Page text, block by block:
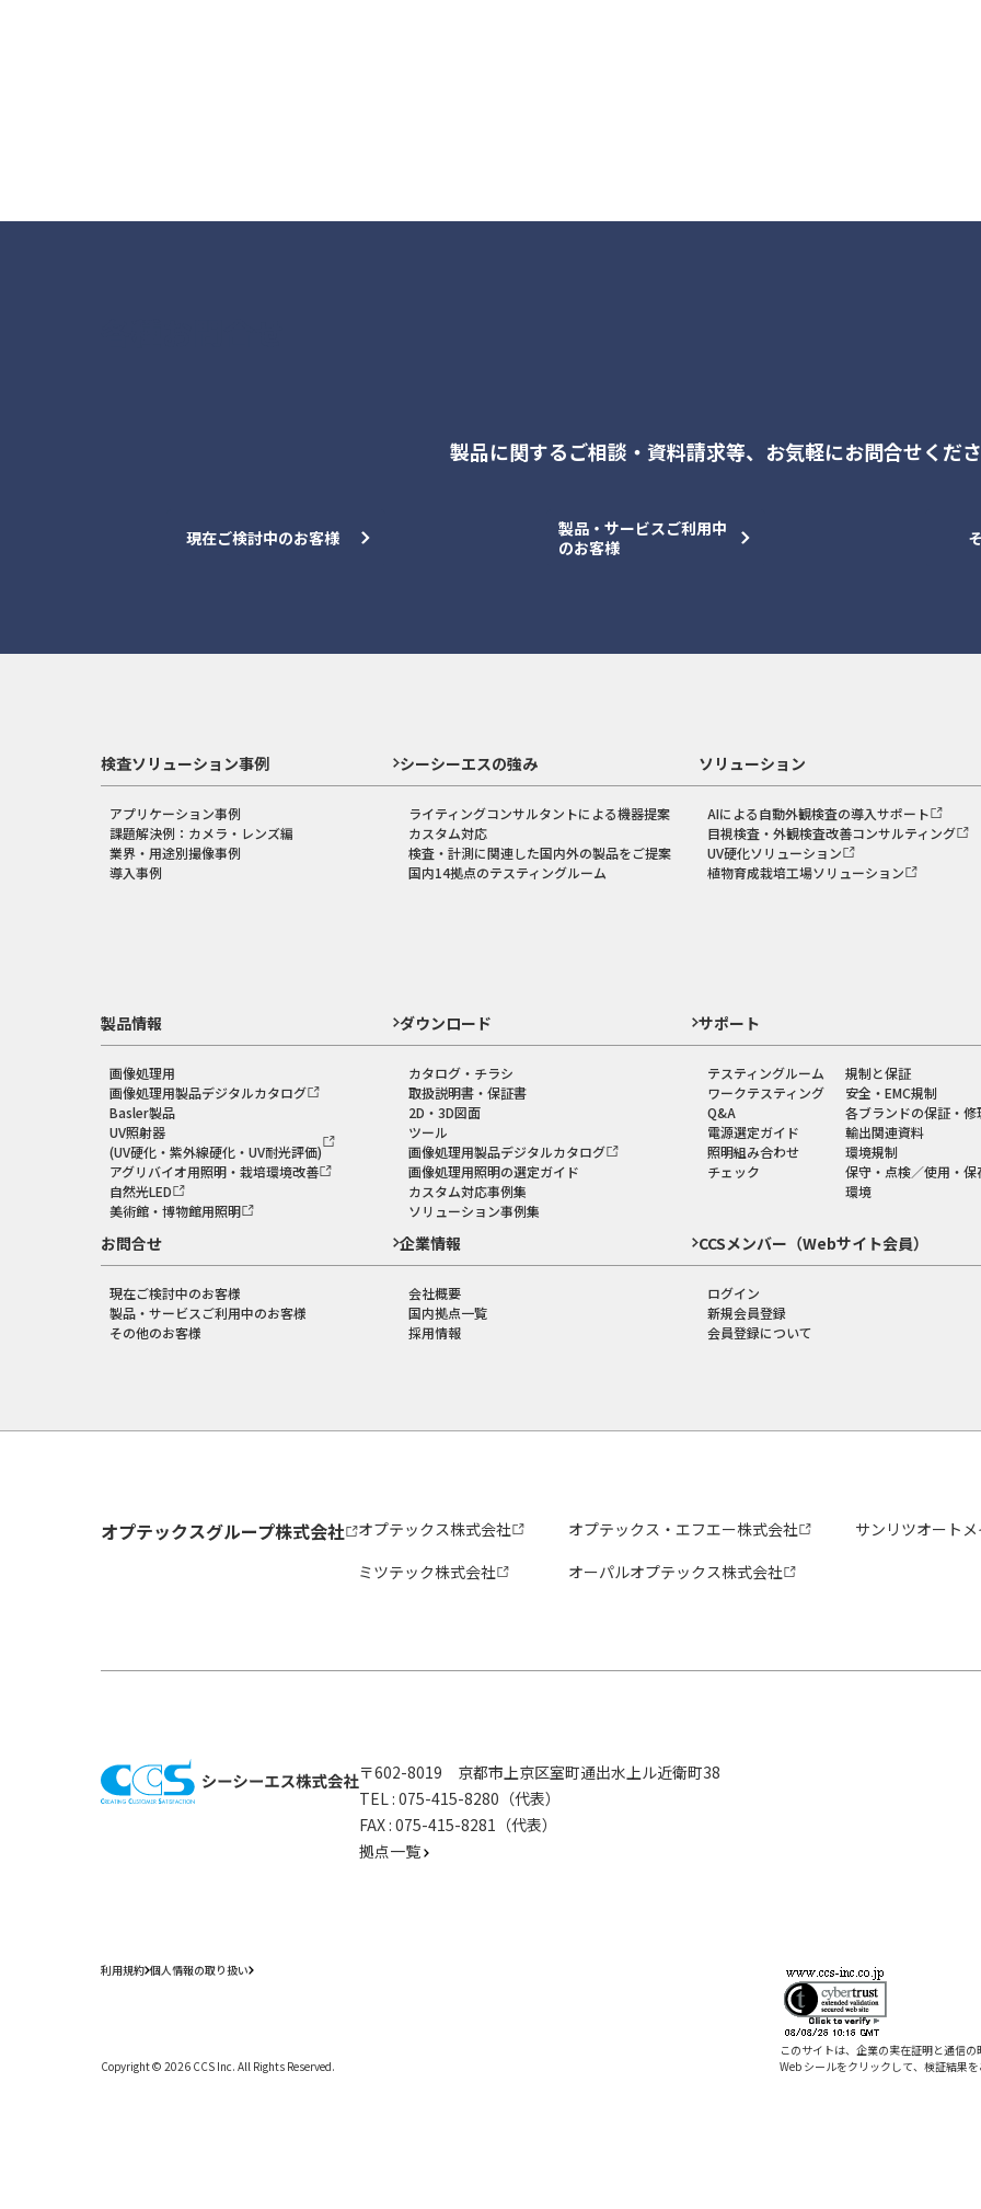
製品に関するご相談・資料請求等、 お気軽にお問合せくださ
現在ご検討中のお客様
製品・サービスご利用中
のお客様
検査ソリューション事例
アプリケーション事例
課題解決例：カメラ・レンズ編
業界・用途別撮像事例
導入事例
シーシーエスの強み
ライティングコンサルタントによる機器提案
カスタム対応
検査・計測に関連した国内外の製品をご提案
国内14拠点のテスティングルーム
ソリューション
AIによる自動外観検査の導入サポート
目視検査・外観検査改善コンサルティング
UV硬化ソリューション
植物育成栽培工場ソリューション
製品情報
画像処理用
画像処理用製品デジタルカタログ
Basler製品
UV照射器
(UV硬化・紫外線硬化・UV耐光評価)
アグリバイオ用照明・栽培環境改善
自然光LED
美術館・博物館用照明
ダウンロード
カタログ・チラシ
取扱説明書・保証書
2D・3D図面
ツール
画像処理用製品デジタルカタログ
画像処理用照明の選定ガイド
カスタム対応事例集
ソリューション事例集
サポート
テスティングルーム
ワークテスティング
Q&A
電源選定ガイド
照明組み合わせ
チェック
規制と保証
安全・EMC規制
各ブランドの保証・修
輸出関連資料
環境規制
保守・点検／使用・保
環境
お問合せ
現在ご検討中のお客様
製品・サービスご利用中のお客様
その他のお客様
企業情報
会社概要
国内拠点一覧
採用情報
CCSメンバー（Webサイト会員）
ログイン
新規会員登録
会員登録について
オプテックスグループ株式会社 オプテックス株式会社 オプテックス・エフエー株式会社
サンリツオート
ミツテック株式会社
オーパルオプテックス株式会社
〒602-8019 京都市上京区室町通出水上ル近衛町38
TEL : 075-415-8280（代表）
FAX : 075-415-8281（代表）
拠点一覧
利用規約 個人情報の取り扱い
Copyright © 2026 CCS Inc. All Rights Reserved.
このサイトは、企業の実在証明と通信
Web シールをクリックして、検証結果を